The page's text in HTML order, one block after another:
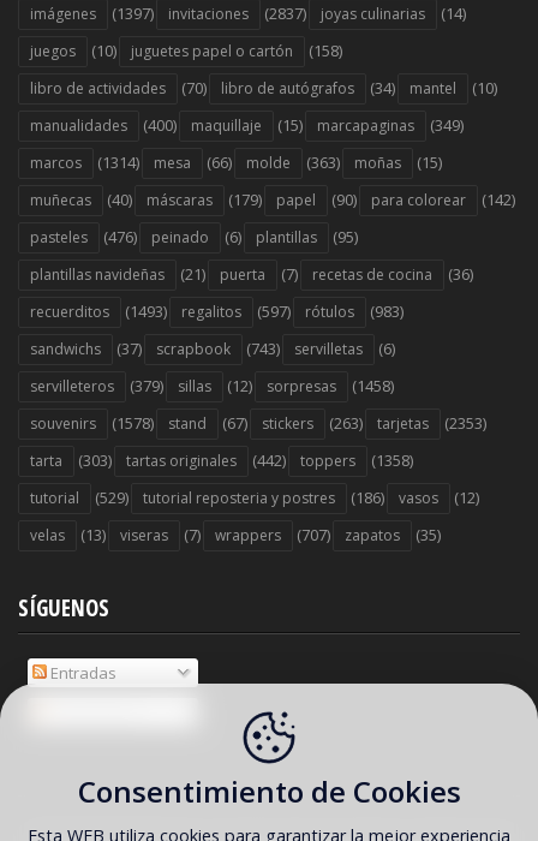
imágenes (1397) invitaciones (2837) joyas culinarias (14)
juegos (10) juguetes papel o cartón (158)
libro de actividades (70) libro de autógrafos (34) mantel (10)
manualidades (400) maquillaje (15) marcapaginas (349)
marcos (1314) mesa (66) molde (363) moñas (15)
muñecas (40) máscaras (179) papel (90) para colorear (142)
pasteles (476) peinado (6) plantillas (95)
plantillas navideñas (21) puerta (7) recetas de cocina (36)
recuerditos (1493) regalitos (597) rótulos (983)
sandwichs (37) scrapbook (743) servilletas (6)
servilleteros (379) sillas (12) sorpresas (1458)
souvenirs (1578) stand (67) stickers (263) tarjetas (2353)
tarta (303) tartas originales (442) toppers (1358)
tutorial (529) tutorial reposteria y postres (186) vasos (12)
velas (13) viseras (7) wrappers (707) zapatos (35)
SÍGUENOS
Entradas
Consentimiento de Cookies
Esta WEB utiliza cookies para garantizar la mejor experiencia